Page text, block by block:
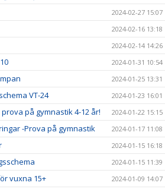
2024-02-27 15:07
2024-02-16 13:18
2024-02-14 14:26
2024-01-31 10:54
2024-01-25 13:31
VT-24 2024-01-23 16:01
på gymnastik 4-12 år! 2024-01-22 15:15
-Prova på gymnastik 2024-01-17 11:08
2024-01-15 16:18
2024-01-15 11:39
vuxna 15+ 2024-01-09 14:07